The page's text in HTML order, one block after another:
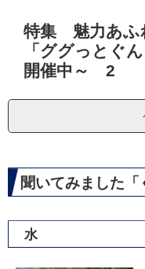
特集 魅力あふ
「ググっとぐ
開催中～ 2
聞いてみました「
水